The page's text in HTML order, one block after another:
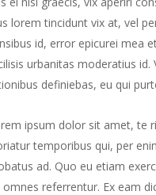
lorem tincidunt vix at, vel
id, error epicurei mea
urbanitas moderatius id.
definiebas, eu qui
ipsum dolor sit amet, te
temporibus qui, per
ad. Quo eu etiam
omnes referrentur. Ex eam